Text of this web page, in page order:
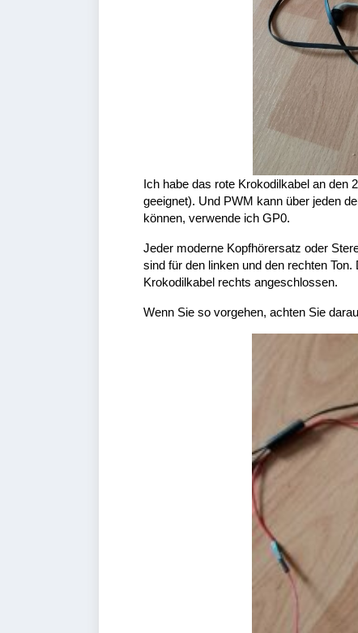
Ich habe das rote Krokodilkabel an den
geeignet). Und PWM kann über jeden
können, verwende ich GP0.
Jeder moderne Kopfhörersatz oder
sind für den linken und den rechten
Krokodilkabel rechts angeschlossen.
Wenn Sie so vorgehen, achten Sie